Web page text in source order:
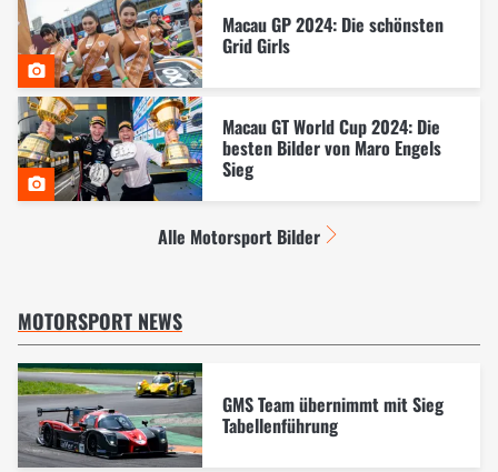
Macau GP 2024: Die schönsten
Grid Girls
Macau GT World Cup 2024: Die
besten Bilder von Maro Engels
Sieg
Alle Motorsport Bilder
MOTORSPORT NEWS
GMS Team übernimmt mit Sieg
Tabellenführung